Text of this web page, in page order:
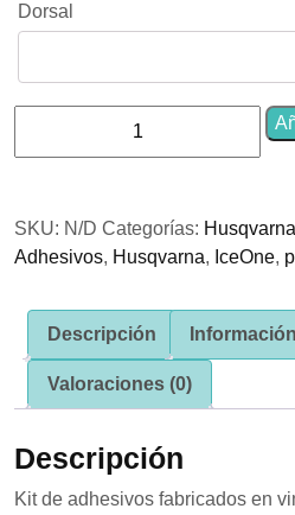
Dorsal
Azul
cantidad
SKU: N/D Categorías: Husqvarna
Adhesivos, Husqvarna, IceOne,
Descripción
Valoraciones (0)
Descripción
Kit de adhesivos fabricados en
funcionalidad
y estructura
Para que
nuestra web
funcione lo
visita. Si
rechaza estas
algunas
funcionalidades
de la web.